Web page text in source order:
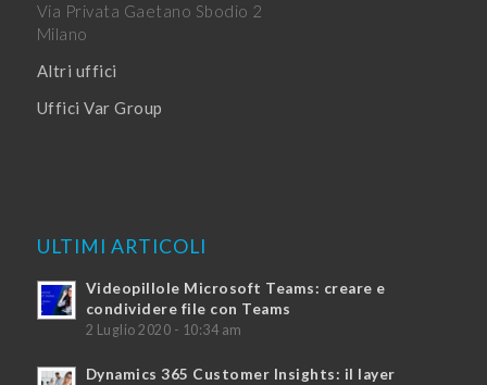
Via Privata Gaetano Sbodio 2
Milano
Altri uffici
Uffici Var Group
ULTIMI ARTICOLI
Videopillole Microsoft Teams: creare e
condividere file con Teams
2 Luglio 2020 - 10:34 am
Dynamics 365 Customer Insights: il layer